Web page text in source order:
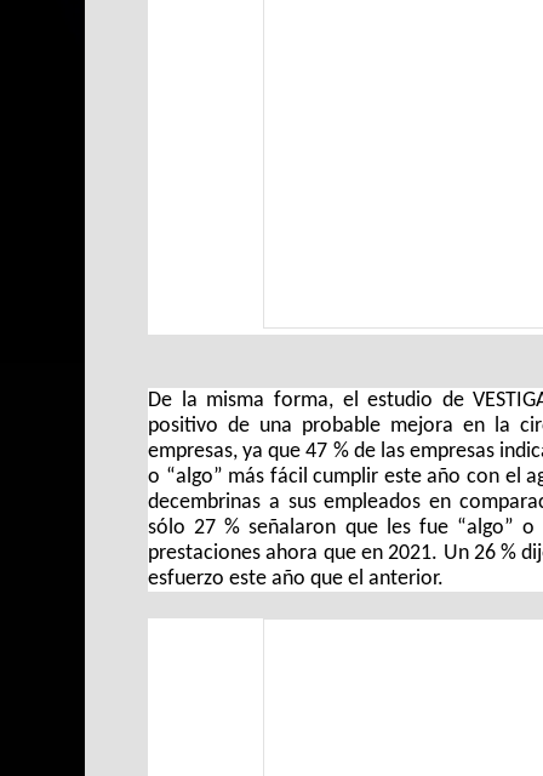
De la misma forma, el estudio de
positivo de una probable mejora en la
empresas, ya que 47 % de las empresas
o “algo” más fácil cumplir este año con el
decembrinas a sus empleados en
sólo 27 % señalaron que les fue “algo”
prestaciones ahora que en 2021. Un 26 %
esfuerzo este año que el anterior.